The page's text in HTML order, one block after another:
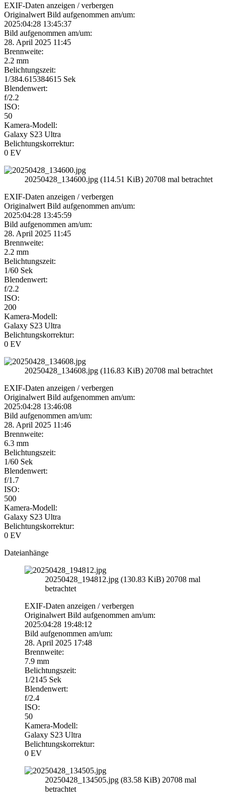
EXIF-Daten anzeigen / verbergen
Originalwert Bild aufgenommen am/um:
2025:04:28 13:45:37
Bild aufgenommen am/um:
28. April 2025 11:45
Brennweite:
2.2 mm
Belichtungszeit:
1/384.615384615 Sek
Blendenwert:
f/2.2
ISO:
50
Kamera-Modell:
Galaxy S23 Ultra
Belichtungskorrektur:
0 EV
20250428_134600.jpg (114.51 KiB) 20708 mal betrachtet
EXIF-Daten anzeigen / verbergen
Originalwert Bild aufgenommen am/um:
2025:04:28 13:45:59
Bild aufgenommen am/um:
28. April 2025 11:45
Brennweite:
2.2 mm
Belichtungszeit:
1/60 Sek
Blendenwert:
f/2.2
ISO:
200
Kamera-Modell:
Galaxy S23 Ultra
Belichtungskorrektur:
0 EV
20250428_134608.jpg (116.83 KiB) 20708 mal betrachtet
EXIF-Daten anzeigen / verbergen
Originalwert Bild aufgenommen am/um:
2025:04:28 13:46:08
Bild aufgenommen am/um:
28. April 2025 11:46
Brennweite:
6.3 mm
Belichtungszeit:
1/60 Sek
Blendenwert:
f/1.7
ISO:
500
Kamera-Modell:
Galaxy S23 Ultra
Belichtungskorrektur:
0 EV
Dateianhänge
20250428_194812.jpg (130.83 KiB) 20708 mal
betrachtet
EXIF-Daten anzeigen / verbergen
Originalwert Bild aufgenommen am/um:
2025:04:28 19:48:12
Bild aufgenommen am/um:
28. April 2025 17:48
Brennweite:
7.9 mm
Belichtungszeit:
1/2145 Sek
Blendenwert:
f/2.4
ISO:
50
Kamera-Modell:
Galaxy S23 Ultra
Belichtungskorrektur:
0 EV
20250428_134505.jpg (83.58 KiB) 20708 mal
betrachtet